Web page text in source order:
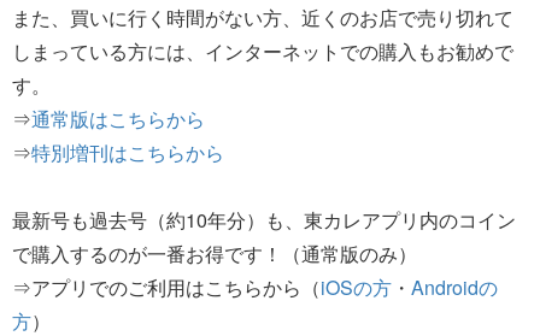
また、買いに行く時間がない方、近くのお店で売り切れて
しまっている方には、インターネットでの購入もお勧めで
す。
⇒通常版はこちらから
⇒特別増刊はこちらから
最新号も過去号（約10年分）も、東カレアプリ内のコイン
で購入するのが一番お得です！（通常版のみ）
⇒アプリでのご利用はこちらから（iOSの方 ・ Androidの
方）